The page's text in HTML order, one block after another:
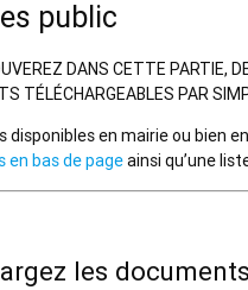
public
DANS CETTE PARTIE,
TÉLÉCHARGEABLES PAR
disponibles en mairie ou bien
en bas de pageainsi qu’une
les